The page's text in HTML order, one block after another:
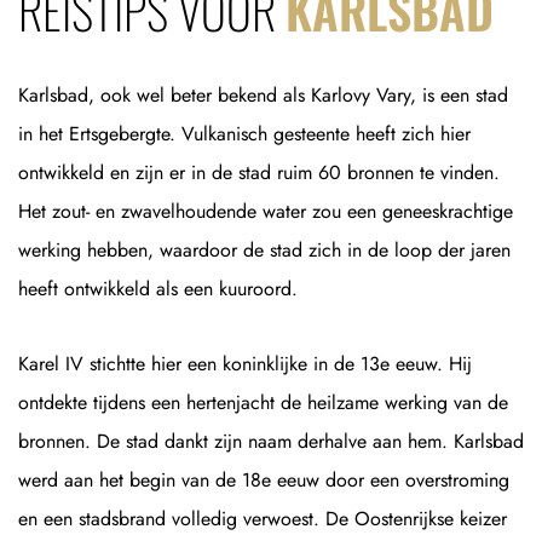
Karlsbad, ook wel beter bekend als Karlovy Vary, is een stad
in het Ertsgebergte. Vulkanisch gesteente heeft zich hier
ontwikkeld en zijn er in de stad ruim 60 bronnen te vinden.
Het zout- en zwavelhoudende water zou een geneeskrachtige
werking hebben, waardoor de stad zich in de loop der jaren
heeft ontwikkeld als een kuuroord.
Karel IV stichtte hier een koninklijke in de 13e eeuw. Hij
ontdekte tijdens een hertenjacht de heilzame werking van de
bronnen. De stad dankt zijn naam derhalve aan hem. Karlsbad
werd aan het begin van de 18e eeuw door een overstroming
en een stadsbrand volledig verwoest. De Oostenrijkse keizer